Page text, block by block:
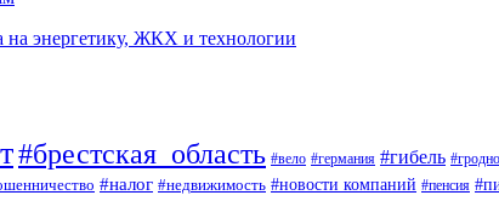
на энергетику, ЖКХ и технологии
#брестская_область #вело #германия #гибель #гродно
#налог #недвижимость #новости компаний #пенсия